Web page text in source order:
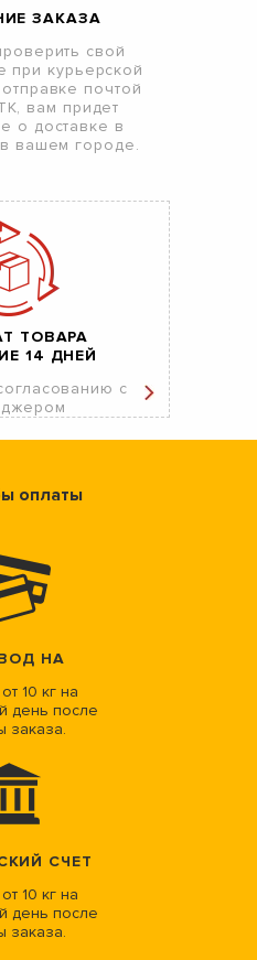
ЗАКАЗА
свой
при курьерской
почтой
вам придет
о доставке в
вашем городе.
ТОВАРА
14 ДНЕЙ
с
оплаты
НА
10 кг на
день после
заказа.
СЧЕТ
10 кг на
день после
заказа.